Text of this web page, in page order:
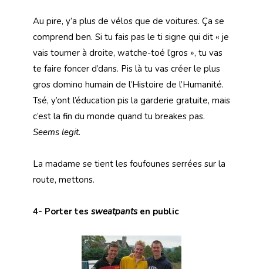
Au pire, y’a plus de vélos que de voitures. Ça se
comprend ben. Si tu fais pas le ti signe qui dit « je
vais tourner à droite, watche-toé l’gros », tu vas
te faire foncer d’dans. Pis là tu vas créer le plus
gros domino humain de l’Histoire de l’Humanité.
Tsé, y’ont l’éducation pis la garderie gratuite, mais
c’est la fin du monde quand tu breakes pas.
Seems legit.
La madame se tient les foufounes serrées sur la
route, mettons.
4- Porter tes sweatpants en public